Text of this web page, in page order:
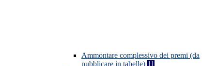
Ammontare complessivo dei premi (da
pubblicare in tabelle) 11